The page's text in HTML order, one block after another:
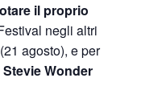
il proprio
negli altri
(21 agosto), e per
Wonder